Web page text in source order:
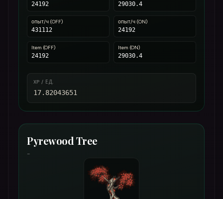
24192 29030.4
опыт/ч (OFF)
431112
опыт/ч (ON)
24192
Item (OFF)
24192
Item (ON)
29030.4
XP / ЕД.
17.82043651
Pyrewood Tree
-